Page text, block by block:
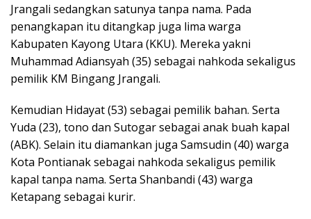
Jrangali sedangkan satunya tanpa nama. Pada
penangkapan itu ditangkap juga lima warga
Kabupaten Kayong Utara (KKU). Mereka yakni
Muhammad Adiansyah (35) sebagai nahkoda sekaligus
pemilik KM Bingang Jrangali.
Kemudian Hidayat (53) sebagai pemilik bahan. Serta
Yuda (23), tono dan Sutogar sebagai anak buah kapal
(ABK). Selain itu diamankan juga Samsudin (40) warga
Kota Pontianak sebagai nahkoda sekaligus pemilik
kapal tanpa nama. Serta Shanbandi (43) warga
Ketapang sebagai kurir.